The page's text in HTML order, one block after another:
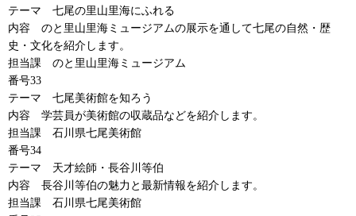
テーマ
七尾の里山里海にふれる
内容
のと里山里海 ミュージアムの展示を通して七尾の自然・歴
史・文化を紹介します。
担当課
のと里山里海 ミュージアム
番号33
テーマ
七尾美術館を知ろう
内容
学芸員が美術館の収蔵品などを紹介します。
担当課
石川県七尾美術館
番号34
テーマ
天才絵師 ・長谷川等伯
内容
長谷川等伯の魅力と最新情報を紹介します。
担当課
石川県七尾美術館